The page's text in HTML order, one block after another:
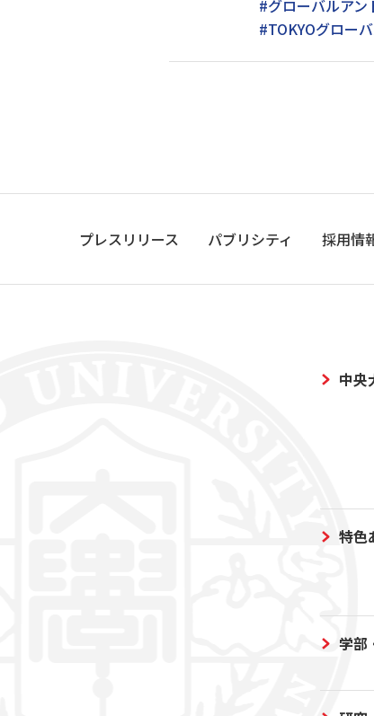
#グローバルア
#TOKYOグロー
プレスリリース パブリシティ 採用情
中央
特色
学部